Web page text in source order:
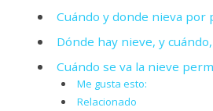
Cuándo y donde nieva por
Dónde hay nieve, y
Cuándo se va la nieve
Me gusta esto:
Relacionado